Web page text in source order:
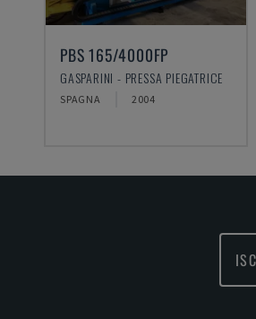
PBS 165/4000FP
GASPARINI - PRESSA PIEGATRICE
SPAGNA 2004